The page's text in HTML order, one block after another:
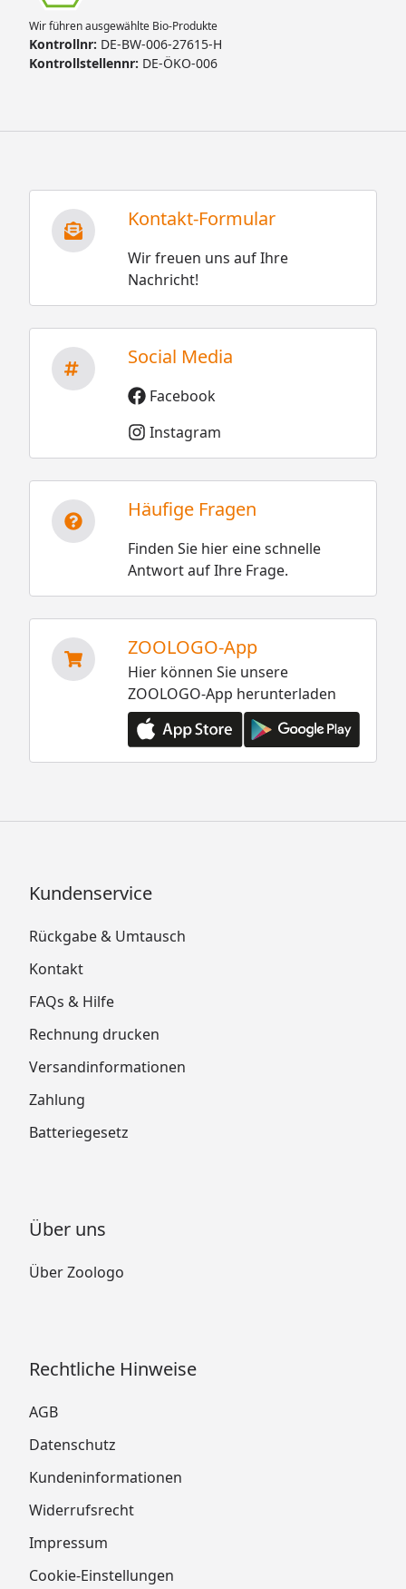
Wir führen ausgewählte Bio-Produkte
Kontrollnr: DE-BW-006-27615-H
Kontrollstellennr: DE-ÖKO-006
Kontakt-Formular
Wir freuen uns auf Ihre
Nachricht!
Social Media
Facebook
Instagram
Häufige Fragen
Finden Sie hier eine schnelle
Antwort auf Ihre Frage.
ZOOLOGO-App
Hier können Sie unsere
ZOOLOGO-App herunterladen
Kundenservice
Rückgabe & Umtausch
Kontakt
FAQs & Hilfe
Rechnung drucken
Versandinformationen
Zahlung
Batteriegesetz
Über uns
Über Zoologo
Rechtliche Hinweise
AGB
Datenschutz
Kundeninformationen
Widerrufsrecht
Impressum
Cookie-Einstellungen